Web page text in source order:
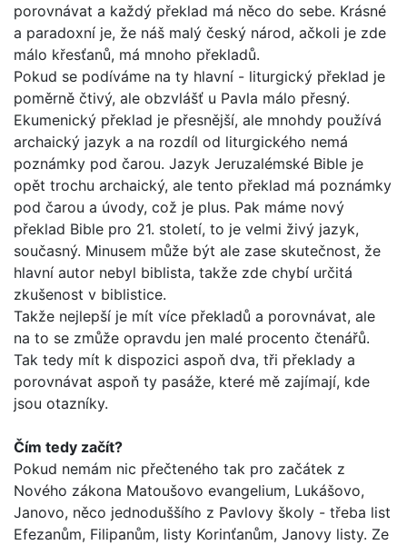
porovnávat a každý překlad má něco do sebe. Krásné
a paradoxní je, že náš malý český národ, ačkoli je zde
málo křesťanů, má mnoho překladů.
Pokud se podíváme na ty hlavní - liturgický překlad je
poměrně čtivý, ale obzvlášť u Pavla málo přesný.
Ekumenický překlad je přesnější, ale mnohdy používá
archaický jazyk a na rozdíl od liturgického nemá
poznámky pod čarou. Jazyk Jeruzalémské Bible je
opět trochu archaický, ale tento překlad má poznámky
pod čarou a úvody, což je plus. Pak máme nový
překlad Bib­le pro 21. století, to je velmi živý jazyk,
současný. Minusem může být ale zase skutečnost, že
hlavní autor nebyl biblista, takže zde chybí určitá
zkušenost v biblistice.
Takže nejlepší je mít více překladů a porovnávat, ale
na to se zmůže opravdu jen malé procento čtenářů.
Tak tedy mít k dis­pozici aspoň dva, tři překlady a
porovnávat aspoň ty pasáže, které mě zajímají, kde
jsou otazníky.
Čím tedy začít?
Pokud nemám nic přečteného tak pro začátek z
Nového záko­na Matoušovo evangelium, Lukášovo,
Janovo, něco jednoduš­šího z Pavlovy školy - třeba list
Efezanům, Filipanům, listy Korinťanům, Janovy listy. Ze